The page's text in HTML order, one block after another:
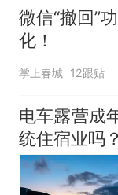
微信“撤回”
化！
掌上春城 12跟贴
电车露营成
统住宿业吗？